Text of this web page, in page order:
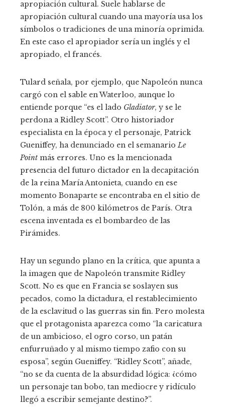
apropiación cultural. Suele hablarse de
apropiación cultural cuando una mayoría usa los
símbolos o tradiciones de una minoría oprimida.
En este caso el apropiador sería un inglés y el
apropiado, el francés.
Tulard señala, por ejemplo, que Napoleón nunca
cargó con el sable en Waterloo, aunque lo
entiende porque “es el lado Gladiator, y se le
perdona a Ridley Scott”. Otro historiador
especialista en la época y el personaje, Patrick
Gueniffey, ha denunciado en el semanarioLe
Point más errores. Uno es la mencionada
presencia del futuro dictador en la decapitación
de la reina María Antonieta, cuando en ese
momento Bonaparte se encontraba en el sitio de
Tolón, a más de 800 kilómetros de París. Otra
escena inventada es el bombardeo de las
Pirámides.
Hay un segundo plano en la crítica, que apunta a
la imagen que de Napoleón transmite Ridley
Scott. No es que en Francia se soslayen sus
pecados, como la dictadura, el restablecimiento
de la esclavitud o las guerras sin fin. Pero molesta
que el protagonista aparezca como “la caricatura
de un ambicioso, el ogro corso, un patán
enfurruñado y al mismo tiempo zafio con su
esposa”, según Gueniffey. “Ridley Scott”, añade,
“no se da cuenta de la absurdidad lógica: ¿cómo
un personaje tan bobo, tan mediocre y ridículo
llegó a escribir semejante destino?”.